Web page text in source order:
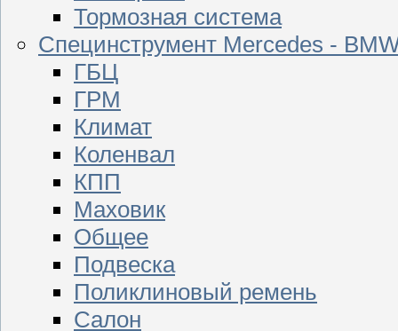
Тормозная система
Специнструмент Mercedes -
ГБЦ
ГРМ
Климат
Коленвал
КПП
Маховик
Общее
Подвеска
Поликлиновый ремень
Салон